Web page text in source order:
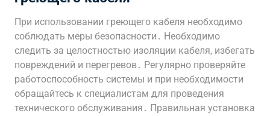
При использовании греющего кабеля необходимо
соблюдать меры безопасности․ Необходимо
следить за целостностью изоляции кабеля, избегать
повреждений и перегревов․ Регулярно проверяйте
работоспособность системы и при необходимости
обращайтесь к специалистам для проведения
технического обслуживания․ Правильная установка